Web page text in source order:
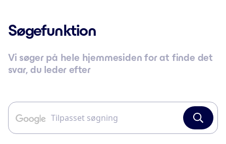
Søgefunktion
Vi søger på hele hjemmesiden for at finde det
svar, du leder efter